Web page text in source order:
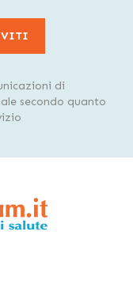
di
secondo quanto